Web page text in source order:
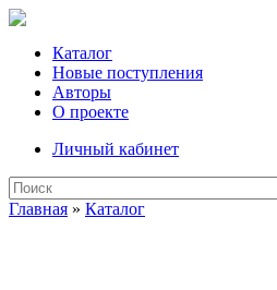
Каталог
Новые поступления
Авторы
О проекте
Личный кабинет
Главная » Каталог